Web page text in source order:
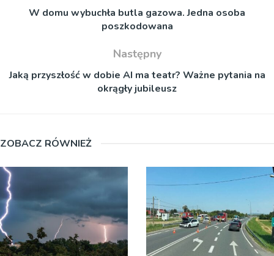
W domu wybuchła butla gazowa. Jedna osoba
poszkodowana
Następny
Jaką przyszłość w dobie AI ma teatr? Ważne pytania na
okrągły jubileusz
ZOBACZ RÓWNIEŻ